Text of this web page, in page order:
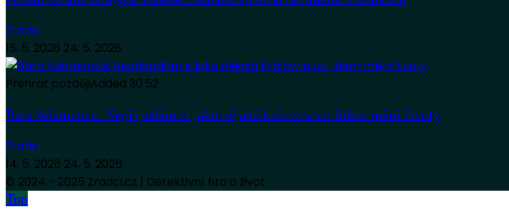
Zradci
15. 5. 2026 24. 5. 2026
Přehrát pozdějiAdded 30:52
Bára Adamcová: Nepřipadám si jako nějaká královna co lidem mění životy
Zradci
14. 5. 2026 24. 5. 2026
© 2024 - 2025 Zradci.cz | Detektivní hra o život
Top